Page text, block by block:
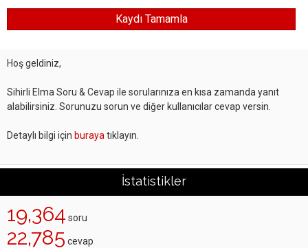
Hoş geldiniz,
Sihirli Elma Soru & Cevap ile sorularınıza en kısa zamanda yanıt
alabilirsiniz. Sorunuzu sorun ve diğer kullanıcılar cevap versin.
Detaylı bilgi için buraya tıklayın.
İstatistikler
19,364 soru
22,785 cevap